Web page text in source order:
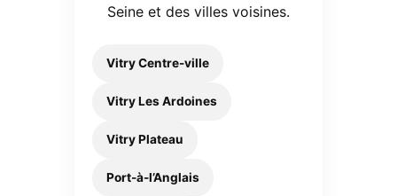
Seine et des villes voisines.
Vitry Centre-ville
Vitry Les Ardoines
Vitry Plateau
Port-à-l’Anglais